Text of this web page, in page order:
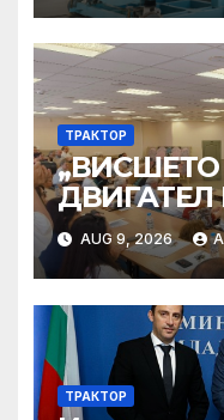
ТРАКТОР
ДВИГАТЕЛ
AUG 9, 2026
ТРАКТОР